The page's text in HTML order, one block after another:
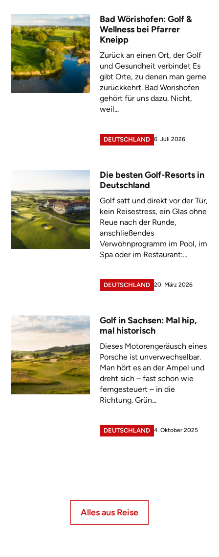
Bad Wörishofen: Golf &
Wellness bei Pfarrer
Kneipp
Zurück an einen Ort, der Golf
und Gesundheit verbindet Es
gibt Orte, zu denen man gerne
zurückkehrt. Bad Wörishofen
gehört für uns dazu. Nicht,
weil...
DEUTSCHLAND 6. Juli 2026
Die besten Golf-Resorts in
Deutschland
Golf satt und direkt vor der Tür,
kein Reisestress, ein Glas ohne
Reue nach der Runde,
anschließendes
Verwöhnprogramm im Pool, im
Spa oder im Restaurant:...
DEUTSCHLAND 20. März 2026
Golf in Sachsen: Mal hip,
mal historisch
Dieses Motorengeräusch eines
Porsche ist unverwechselbar.
Man hört es an der Ampel und
dreht sich – fast schon wie
ferngesteuert – in die
Richtung. Grün...
DEUTSCHLAND 4. Oktober 2025
Alles aus Reise